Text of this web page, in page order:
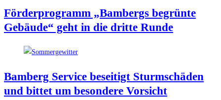
För­der­pro­gramm „Bam­bergs begrün­te
Gebäu­de“ geht in die drit­te Runde
Bam­berg Ser­vice besei­tigt Sturm­schä­den
und bit­tet um beson­de­re Vorsicht